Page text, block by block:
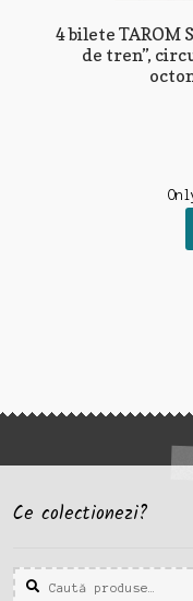
4 bilete
de tren”,
Ce colectionezi?
Caută
Caută